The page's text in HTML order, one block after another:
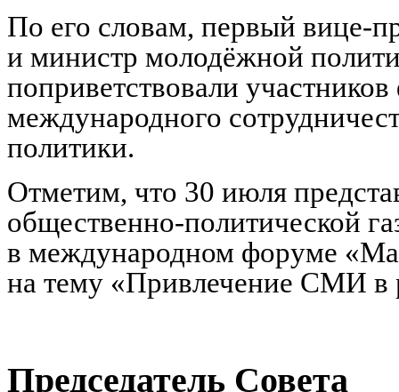
По его словам, первый вице-
и министр молодёжной
поприветствовали
международного
политики.
Отметим, что 30 июля
общественно-политической
в международном форуме
на тему «Привлечение СМИ
Председатель Совета